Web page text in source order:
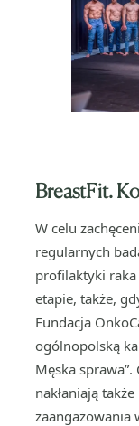
BreastFit.
W celu
regularnych
profilaktyki
etapie, także,
Fundacja
ogólnopolską
Męska
nakłaniają
zaangażowania